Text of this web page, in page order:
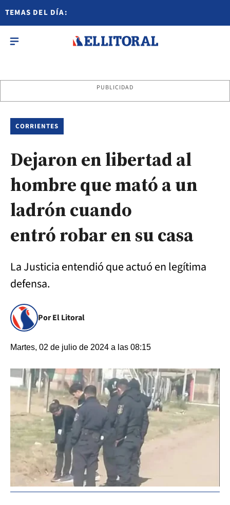
TEMAS DEL DÍA:
PUBLICIDAD
CORRIENTES
Dejaron en libertad al
hombre que mató a un
ladrón cuando
entró robar en su casa
La Justicia entendió que actuó en legítima
defensa.
Por El Litoral
Martes, 02 de julio de 2024 a las 08:15